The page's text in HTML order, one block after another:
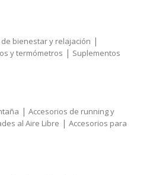
bienestar y relajación |
y termómetros | Suplementos
| Accesorios de running y
al Aire Libre | Accesorios para